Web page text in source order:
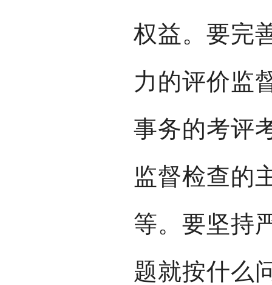
权益。要完
力的评价监
事务的考评
监督检查的
等。要坚持
题就按什么